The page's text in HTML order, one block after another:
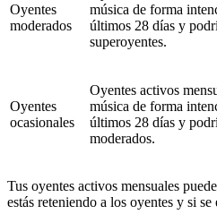
Oyentes
moderados
música de forma
últimos 28 días y
superoyentes.
Oyentes
ocasionales
Oyentes activos
música de forma
últimos 28 días y
moderados.
Tus oyentes activos mensuales
estás reteniendo a los oyentes y si